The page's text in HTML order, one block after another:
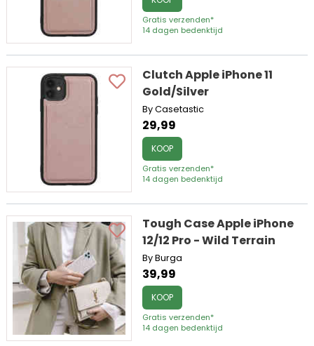
Gratis verzenden*
14 dagen bedenktijd
Clutch Apple iPhone 11
Gold/Silver
By Casetastic
29,99
KOOP
Gratis verzenden*
14 dagen bedenktijd
Tough Case Apple iPhone
12/12 Pro - Wild Terrain
By Burga
39,99
KOOP
Gratis verzenden*
14 dagen bedenktijd